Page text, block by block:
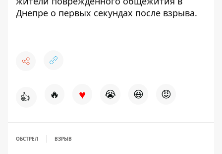
Днепре о первых секундах после взрыва.
👍 🔥 ♥ 😭 😆 😡
ОБСТРЕЛ ВЗРЫВ